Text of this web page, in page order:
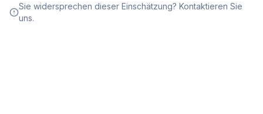
Sie widersprechen dieser Einschätzung? Kontaktieren Sie
uns.